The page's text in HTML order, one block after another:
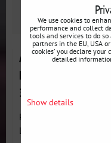
Adaptateur PMC
LS1 LS3 LS7 LSA
350Z Z33 370Z Z34
PMC MOTORSPORT
LS V8 LS1 LS3...
We use cookies to
performance and collect
tools and services to do
partners in the EU, USA
cookies' you declare your
detailed
Show details